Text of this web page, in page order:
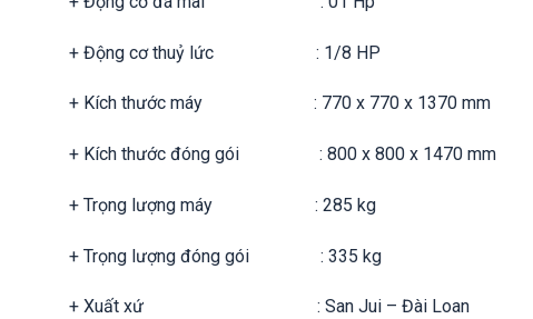
+ Động cơ thuỷ lức : 1/8 HP
+ Kích thước máy : 770 x 770 x 1370 mm
+ Kích thước đóng gói : 800 x 800 x 1470 mm
+ Trọng lượng máy : 285 kg
+ Trọng lượng đóng gói : 335 kg
+ Xuất xứ : San Jui – Đài Loan